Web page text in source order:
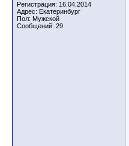
Регистрация: 16.04.2014
Адрес: Екатеринбург
Пол: Мужской
Сообщений: 29